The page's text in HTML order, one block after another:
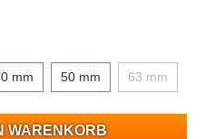
mm 50 mm 63 mm
WARENKORB